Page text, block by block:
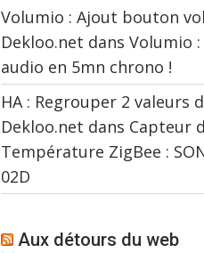
Volumio : Ajout bouton
Dekloo.net dans Volumio
audio en 5mn chrono !
HA : Regrouper 2 valeurs
Dekloo.net dans Capteur
Température ZigBee :
02D
Aux détours du web